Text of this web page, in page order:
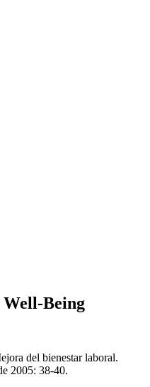
Being
del bienestar laboral.
2005: 38-40.